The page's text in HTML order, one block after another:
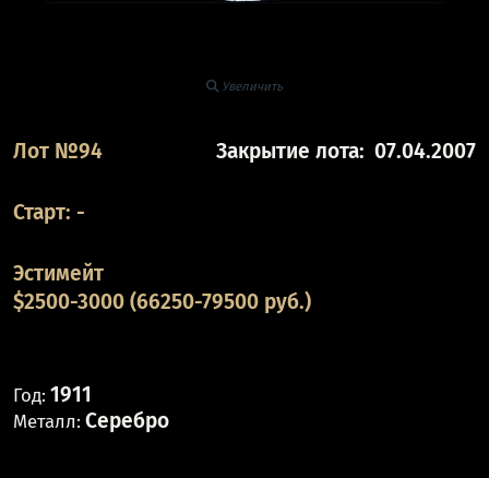
Увеличить
Лот №94 Закрытие лота: 07.04.2007
Старт: -
Эстимейт
$2500-3000 (66250-79500 руб.)
Год: 1911
Металл: Серебро